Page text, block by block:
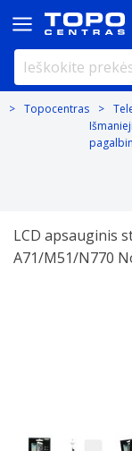
Topocentras
Išmanieji
LCD apsauginis
A71/M51/N770